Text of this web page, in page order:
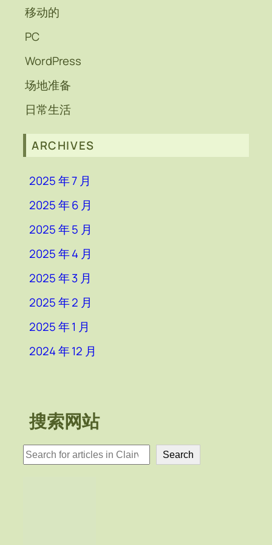
移动的
PC
WordPress
场地准备
日常生活
ARCHIVES
2025 年 7 月
2025 年 6 月
2025 年 5 月
2025 年 4 月
2025 年 3 月
2025 年 2 月
2025 年 1 月
2024 年 12 月
搜索网站
検
索
Search